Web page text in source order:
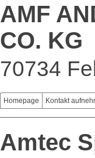
AMF
CO. KG
70734
Homepage Kontakt
Amtec